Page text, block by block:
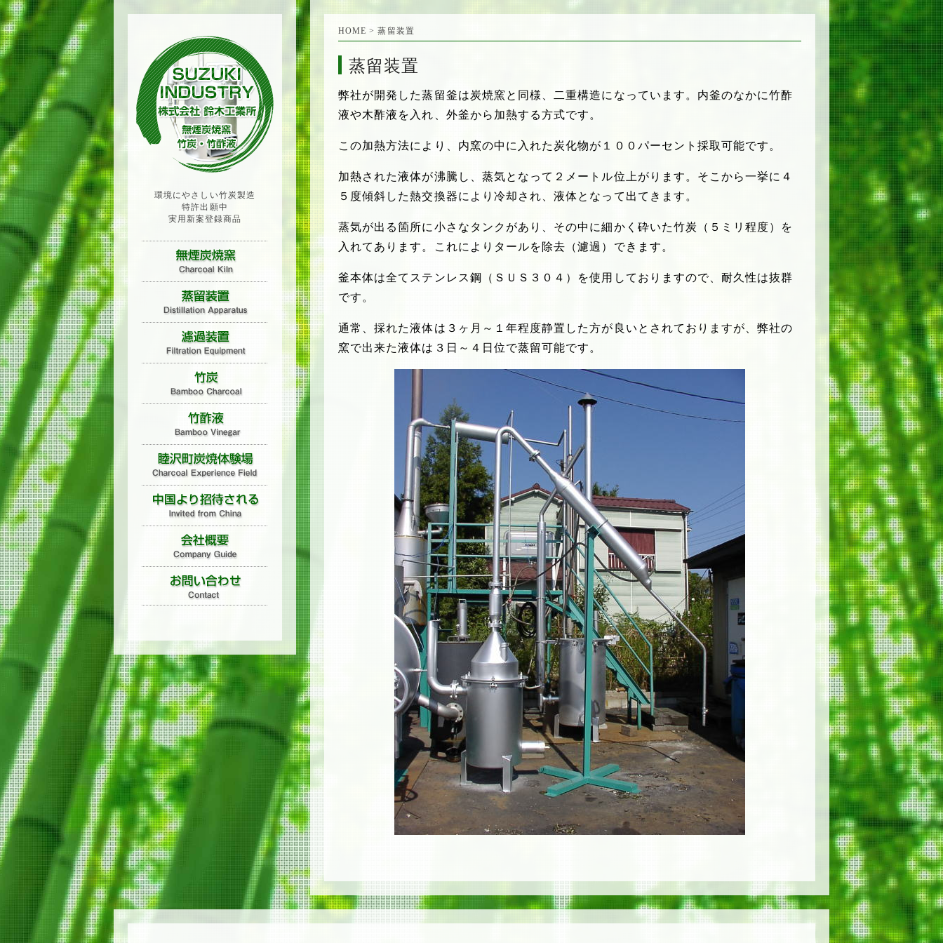
HOME > 蒸留装置
蒸留装置
弊社が開発した蒸留釜は炭焼窯と同様、二重構造になっています。内釜のなかに竹酢
液や木酢液を入れ、外釜から加熱する方式です。
この加熱方法により、内窯の中に入れた炭化物が１００パーセント採取可能です。
加熱された液体が沸騰し、蒸気となって２メートル位上がります。そこから一挙に４
５度傾斜した熱交換器により冷却され、液体となって出てきます。
蒸気が出る箇所に小さなタンクがあり、その中に細かく砕いた竹炭（５ミリ程度）を
入れてあります。これによりタールを除去（濾過）できます。
釜本体は全てステンレス鋼（ＳＵＳ３０４）を使用しておりますので、耐久性は抜群
です。
通常、採れた液体は３ヶ月～１年程度静置した方が良いとされておりますが、弊社の
窯で出来た液体は３日～４日位で蒸留可能です。
環境にやさしい竹炭製造
特許出願中
実用新案登録商品